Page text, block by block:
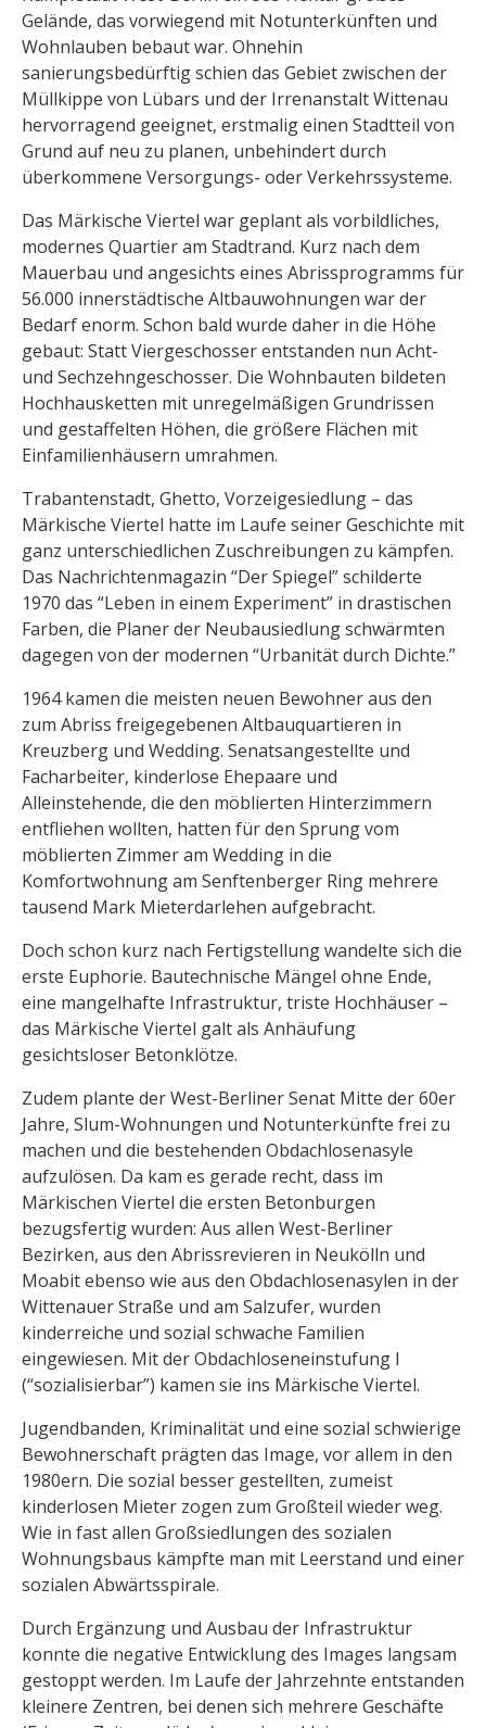
Gelände, das vorwiegend mit Notunterkünften und
Wohnlauben bebaut war. Ohnehin
sanierungsbedürftig schien das Gebiet zwischen der
Müllkippe von Lübars und der Irrenanstalt Wittenau
hervorragend geeignet, erstmalig einen Stadtteil von
Grund auf neu zu planen, unbehindert durch
überkommene Versorgungs- oder Verkehrssysteme.
Das Märkische Viertel war geplant als vorbildliches,
modernes Quartier am Stadtrand. Kurz nach dem
Mauerbau und angesichts eines Abrissprogramms für
56.000 innerstädtische Altbauwohnungen war der
Bedarf enorm. Schon bald wurde daher in die Höhe
gebaut: Statt Viergeschosser entstanden nun Acht-
und Sechzehngeschosser. Die Wohnbauten bildeten
Hochhausketten mit unregelmäßigen Grundrissen
und gestaffelten Höhen, die größere Flächen mit
Einfamilienhäusern umrahmen.
Trabantenstadt, Ghetto, Vorzeigesiedlung – das
Märkische Viertel hatte im Laufe seiner Geschichte mit
ganz unterschiedlichen Zuschreibungen zu kämpfen.
Das Nachrichtenmagazin “Der Spiegel” schilderte
1970 das “Leben in einem Experiment” in drastischen
Farben, die Planer der Neubausiedlung schwärmten
dagegen von der modernen “Urbanität durch Dichte.”
1964 kamen die meisten neuen Bewohner aus den
zum Abriss freigegebenen Altbauquartieren in
Kreuzberg und Wedding. Senatsangestellte und
Facharbeiter, kinderlose Ehepaare und
Alleinstehende, die den möblierten Hinterzimmern
entfliehen wollten, hatten für den Sprung vom
möblierten Zimmer am Wedding in die
Komfortwohnung am Senftenberger Ring mehrere
tausend Mark Mieterdarlehen aufgebracht.
Doch schon kurz nach Fertigstellung wandelte sich die
erste Euphorie. Bautechnische Mängel ohne Ende,
eine mangelhafte Infrastruktur, triste Hochhäuser –
das Märkische Viertel galt als Anhäufung
gesichtsloser Betonklötze.
Zudem plante der West-Berliner Senat Mitte der 60er
Jahre, Slum-Wohnungen und Notunterkünfte frei zu
machen und die bestehenden Obdachlosenasyle
aufzulösen. Da kam es gerade recht, dass im
Märkischen Viertel die ersten Betonburgen
bezugsfertig wurden: Aus allen West-Berliner
Bezirken, aus den Abrissrevieren in Neukölln und
Moabit ebenso wie aus den Obdachlosenasylen in der
Wittenauer Straße und am Salzufer, wurden
kinderreiche und sozial schwache Familien
eingewiesen. Mit der Obdachloseneinstufung I
(“sozialisierbar”) kamen sie ins Märkische Viertel.
Jugendbanden, Kriminalität und eine sozial schwierige
Bewohnerschaft prägten das Image, vor allem in den
1980ern. Die sozial besser gestellten, zumeist
kinderlosen Mieter zogen zum Großteil wieder weg.
Wie in fast allen Großsiedlungen des sozialen
Wohnungsbaus kämpfte man mit Leerstand und einer
sozialen Abwärtsspirale.
Durch Ergänzung und Ausbau der Infrastruktur
konnte die negative Entwicklung des Images langsam
gestoppt werden. Im Laufe der Jahrzehnte entstanden
kleinere Zentren, bei denen sich mehrere Geschäfte